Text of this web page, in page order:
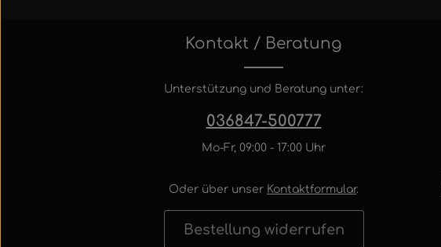
Kontakt / Beratung
Unterstützung und Beratung unter:
036847-500777
Mo-Fr, 09:00 - 17:00 Uhr
Oder über unser Kontaktformular.
Bestellung widerrufen